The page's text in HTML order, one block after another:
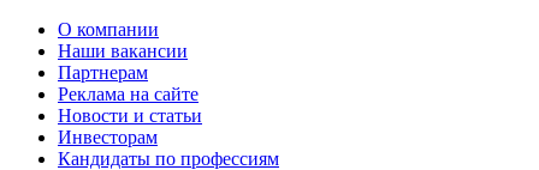
О компании
Наши вакансии
Партнерам
Реклама на сайте
Новости и статьи
Инвесторам
Кандидаты по профессиям